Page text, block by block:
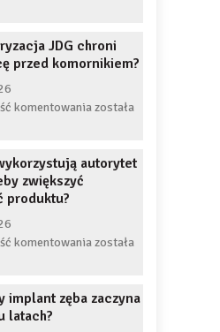
jeśli
przez
czas
braku
zęba
JDG chroni
przed komornikiem?
komentowaniaCzy
chroni
została
autorytet
zwiększyć
produktu?
komentowaniaJak
autorytet
została
implant zęba zaczyna
latach?